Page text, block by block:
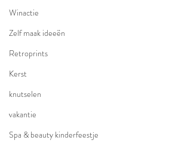
Winactie
Zelf maak ideeën
Retroprints
Kerst
knutselen
vakantie
Spa & beauty kinderfeestje